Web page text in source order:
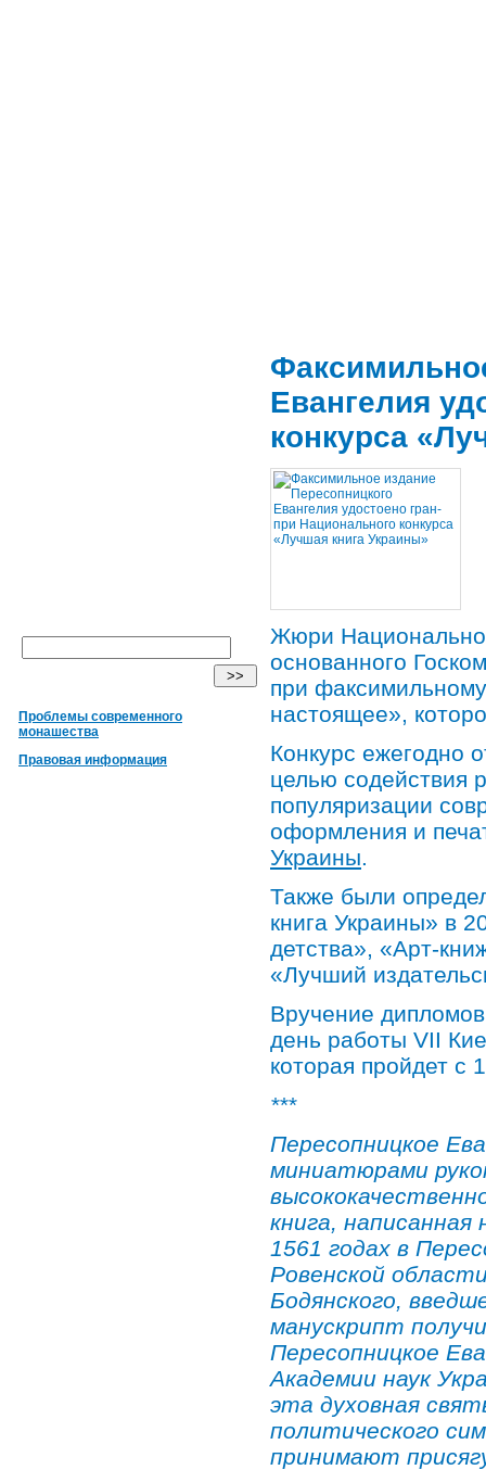
Проблемы современного
монашества
Правовая информация
Евангелия
конкурса
Жюри
основанного
при
настоящее»,
Конкурс ежегодно
целью содействия
популяризации
оформления и
Украины.
Также были
книга Украины» в
детства», «Арт-
«Лучший
Вручение
день работы VII
которая пройдет с
***
Пересопницкое
миниатюрами
книга, написанная
1561 годах в
Ровенской
Бодянского,
манускрипт
Пересопницкое
Академии наук
эта духовная
политического
принимают